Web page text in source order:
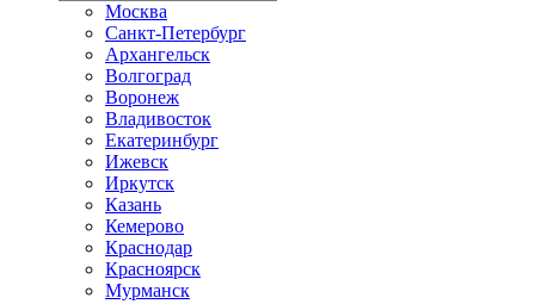
Москва
Санкт-Петербург
Архангельск
Волгоград
Воронеж
Владивосток
Екатеринбург
Ижевск
Иркутск
Казань
Кемерово
Краснодар
Красноярск
Мурманск